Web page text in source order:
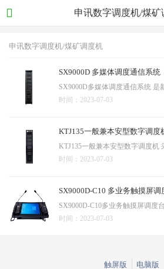
申讯数字调度机/煤矿
申讯数字调度机/煤矿调度机
SX9000D 多媒体调度通信系统
时间：2023-07-03
KTJ135一般兼本安型数字调度
时间：2023-07-03
SX9000D-C10 多业务触摸屏调
时间：2023-07-03
触屏版 电脑版